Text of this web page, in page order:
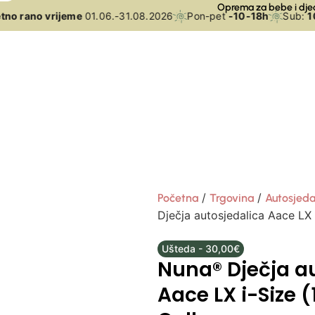
rano vrijeme01.06.-31.08.2026 Pon-pet-10-18h Sub:10-
Oprema za bebe i
Početna / Trgovina /
Dječja autosjedalica Aace
Ušteda - 30,00€
Nuna® Dječja
Aace LX i-Size